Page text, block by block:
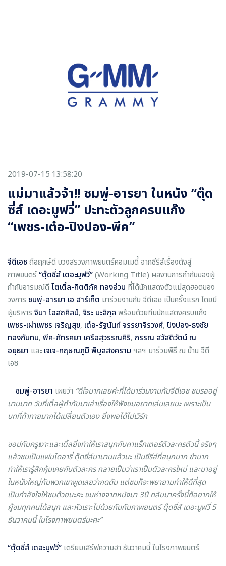
2019-07-15 13:58:20
แม่มาแล้วจ้า!! ชมพู่-อารยา ในหนัง “ตุ๊ด
ซี่ส์ เดอะมูฟวี่” ปะทะตัวลูกครบแก๊ง
“เพชร-เต๋อ-ปิงปอง-พีค”
จีดีเอช ถือฤกษ์ดี บวงสรวงภาพยนตร์คอมเมดี้ จากซีรีส์เรื่องดังสู่
ภาพยนตร์“ตุ๊ดซี่ส์ เดอะมูฟวี่”(Working Title) ผลงานการกำกับของผู้
กำกับอารมณ์ดี ไตเติ้ล-กิตติภัค ทองอ่วม ที่ได้นักแสดงตัวแม่สุดฮอตของ
วงการ ชมพู่-อารยา เอ ฮาร์เก็ต มาร่วมงานกับ จีดีเอช เป็นครั้งแรก โดยมี
ผู้บริหาร จินา โอสถศิลป์, จิระ มะลิกุล พร้อมด้วยทีมนักแสดงครบแก๊ง
เพชร-เผ่าเพชร เจริญสุข, เต๋อ-รัฐนันท์ จรรยาจิรวงศ์, ปิงปอง-ธงชัย
ทองกันทม, พีค-ภัทรศยา เครือสุวรรณศิริ, กรรณ สวัสดิวัตน์ ณ
อยุธยา และ เจเจ-กฤษณภูมิ พิบูลสงคราม ฯลฯ มาร่วมพิธี ณ บ้าน จีดี
เอช
ชมพู่-อารยา เผยว่า “ดีใจมากเลยค่ะที่ได้มาร่วมงานกับจีดีเอช ชมรออยู่
นานมาก วันที่เติ้ลผู้กำกับมาเล่าเรื่องให้ฟังชมอยากเล่นเลยนะ เพราะเป็น
บทที่ท้าทายมากได้เปลี่ยนตัวเอง ยิ่งพอได้ไปเวิร์ก
ชอปกับครูเงาะและเติ้ลยิ่งทำให้เราสนุกกับคาแร็กเตอร์ตัวละครตัวนี้ จริงๆ
แล้วชมเป็นแฟนไดอารี่ ตุ๊ดซี่ส์มานานแล้วนะ เป็นซีรีส์ที่สนุกมาก ขำมาก
ทำให้เรารู้สึกคุ้นเคยกับตัวละคร กลายเป็นว่าเราเป็นตัวละครใหม่ และมาอยู่
ในหนังใหญ่กับพวกเขาพูดเลยว่ากดดัน แต่ชมก็จะพยายามทำให้ดีที่สุด
เป็นกำลังใจให้ชมด้วยนะคะ ชมห่างจากหนังมา3ปี กลับมาครั้งนี้ก็อยากให้
ผู้ชมทุกคนได้สนุก และหัวเราะไปด้วยกันกับภาพยนตร์ ตุ๊ดซี่ส์ เดอะมูฟวี่5
ธันวาคมนี้ ในโรงภาพยนตร์นะคะ”
“ตุ๊ดซี่ส์ เดอะมูฟวี่” เตรียมเสิร์ฟความฮา ธันวาคมนี้ ในโรงภาพยนตร์